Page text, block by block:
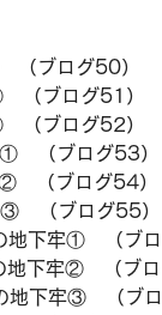
（ブログ50）
（ブログ51）
（ブログ52）
　（ブログ53）
　（ブログ54）
ンス③　（ブログ55）
下牢①　（ブロ
牢②　（ブロ
治警察）の地下